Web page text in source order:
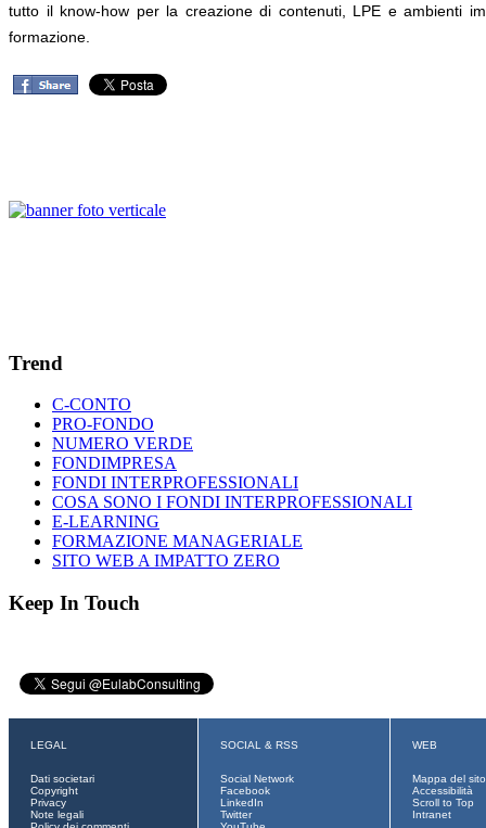
tutto il know-how per la creazione di contenuti, LPE e ambienti
formazione.
Trend
C-CONTO
PRO-FONDO
NUMERO VERDE
FONDIMPRESA
FONDI INTERPROFESSIONALI
COSA SONO I FONDI INTERPROFESSIONALI
E-LEARNING
FORMAZIONE MANAGERIALE
SITO WEB A IMPATTO ZERO
Keep In Touch
LEGAL SOCIAL & RSS WEB
Dati societari Social Network
Mappa del sito
Copyright
Facebook
Accessibilità
Privacy
LinkedIn
Scroll to Top
Note legali
Twitter
Intranet